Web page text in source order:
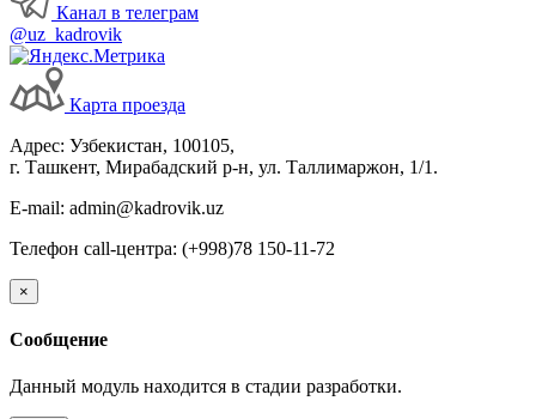
Канал в телеграм
@uz_kadrovik
Карта проезда
Адрес: Узбекистан, 100105,
г. Ташкент, Мирабадский р-н, ул. Таллимаржон, 1/1.
E-mail: admin@kadrovik.uz
Телефон call-центра: (+998)78 150-11-72
×
Сообщение
Данный модуль находится в стадии разработки.